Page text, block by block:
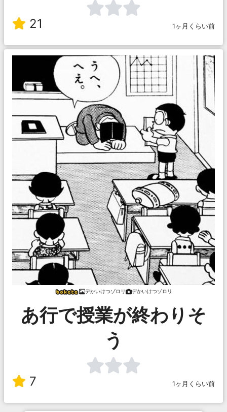
21 1ヶ月くらい前
デかいけつゾロリ デかいけつゾロリ
あ行で授業が終わりそ
う
7 1ヶ月くらい前